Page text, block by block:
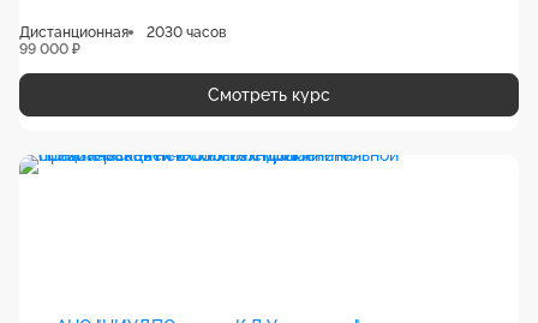
Дистанционная
2030 часов
99 000 ₽
Смотреть курс